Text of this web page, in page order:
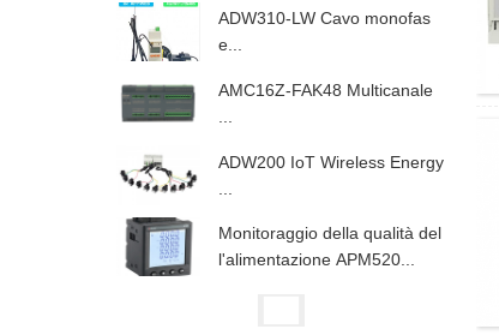
ADW310-LW Cavo monofas
e...
AMC16Z-FAK48 Multicanale
ADW200 IoT Wireless Energy
Monitoraggio della qualità del
l'alimentazione APM520...